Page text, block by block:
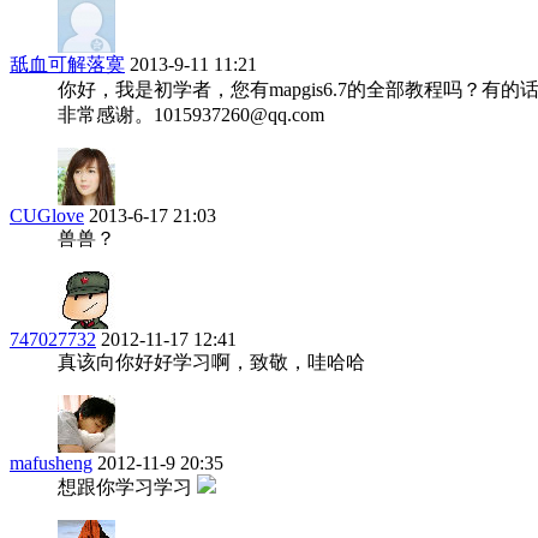
舐血可解落寞 2013-9-11 11:21
你好，我是初学者，您有mapgis6.7的全部教程吗？有的
非常感谢。1015937260@qq.com
CUGlove 2013-6-17 21:03
兽兽？
747027732 2012-11-17 12:41
真该向你好好学习啊，致敬，哇哈哈
mafusheng 2012-11-9 20:35
想跟你学习学习